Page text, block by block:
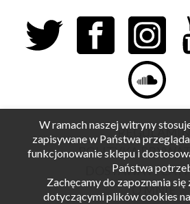
REGULAMIN
POLITYKA
DOSTAWA I
O MNIE
W ramach naszej witryny
zapisywane w Państwa
funkcjonowanie sklepu i
Państwa
Zachęcamy do zapoznania się
dotyczącymi plików cookies